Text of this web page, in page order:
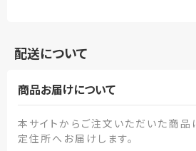
配送について
商品お届けについて
本サイトからご注文いただいた商品
定住所へお届けします。